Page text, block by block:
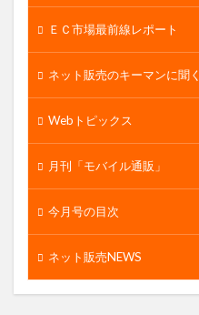
ＥＣ市場最前線レポート
ネット販売のキーマンに聞く
Webトピックス
月刊「モバイル通販」
今月号の目次
ネット販売NEWS